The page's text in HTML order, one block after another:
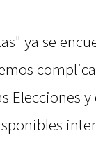
ya se
Elecciones